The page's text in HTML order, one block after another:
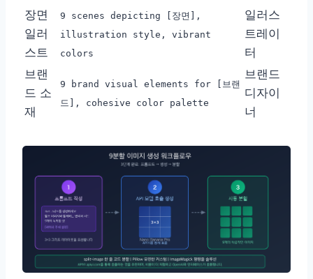
장면
일러
스트
9 scenes depicting [장면],
illustration style, vibrant
colors
일러스
트레이
터
브랜
드 소
재
9 brand visual elements for [브랜
드], cohesive color palette
브랜드
디자이
너